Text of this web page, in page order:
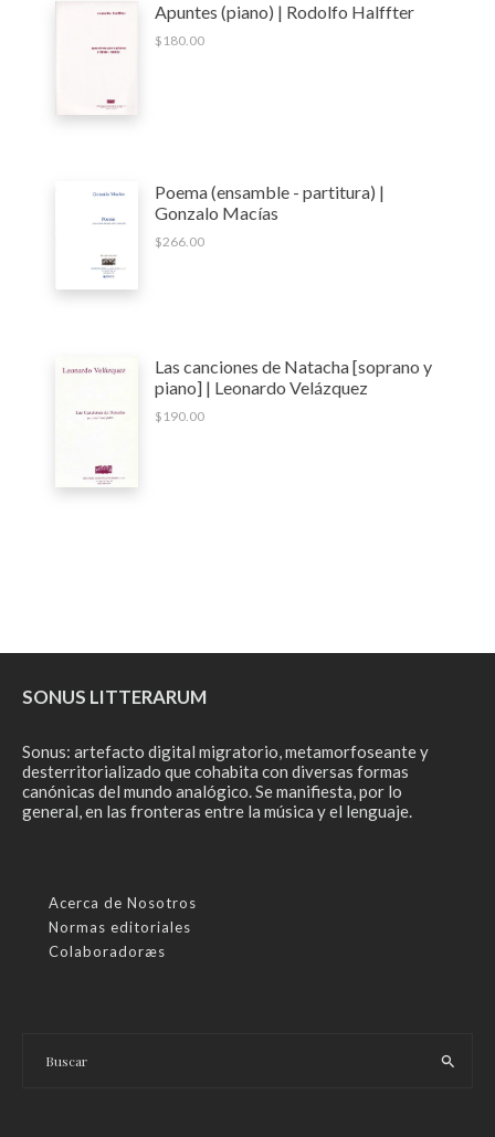
Apuntes (piano) | Rodolfo Halffter
$ 180.00
Poema (ensamble - partitura) |
Gonzalo Macías
$266.00
Las canciones de Natacha [soprano y
piano] | Leonardo Velázquez
$ 190.00
SONUS LITTERARUM
Sonus: artefacto digital migratorio, metamorfoseante y
desterritorializado que cohabita con diversas formas
canónicas del mundo analógico. Se manifiesta, por lo
general, en las fronteras entre la música y el lenguaje.
Acerca de Nosotros
Normas editoriales
Colaboradoræs